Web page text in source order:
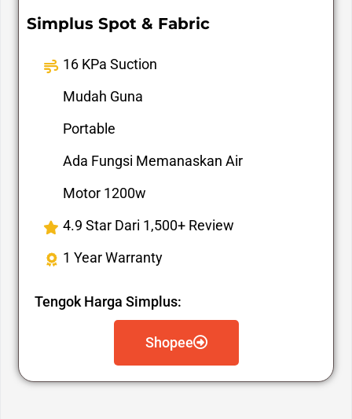
Simplus Spot & Fabric
16 KPa Suction
Mudah Guna
Portable
Ada Fungsi Memanaskan Air
Motor 1200w
4.9 Star Dari 1,500+ Review
1 Year Warranty
Tengok Harga Simplus:
Shopee